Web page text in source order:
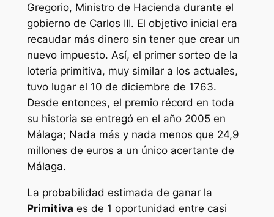
Gregorio, Ministro de Hacienda durante el
gobierno de Carlos III. El objetivo inicial era
recaudar más dinero sin tener que crear un
nuevo impuesto. Así, el primer sorteo de la
lotería primitiva, muy similar a los actuales,
tuvo lugar el 10 de diciembre de 1763.
Desde entonces, el premio récord en toda
su historia se entregó en el año 2005 en
Málaga; Nada más y nada menos que 24,9
millones de euros a un único acertante de
Málaga.
La probabilidad estimada de ganar la
Primitiva es de 1 oportunidad entre casi